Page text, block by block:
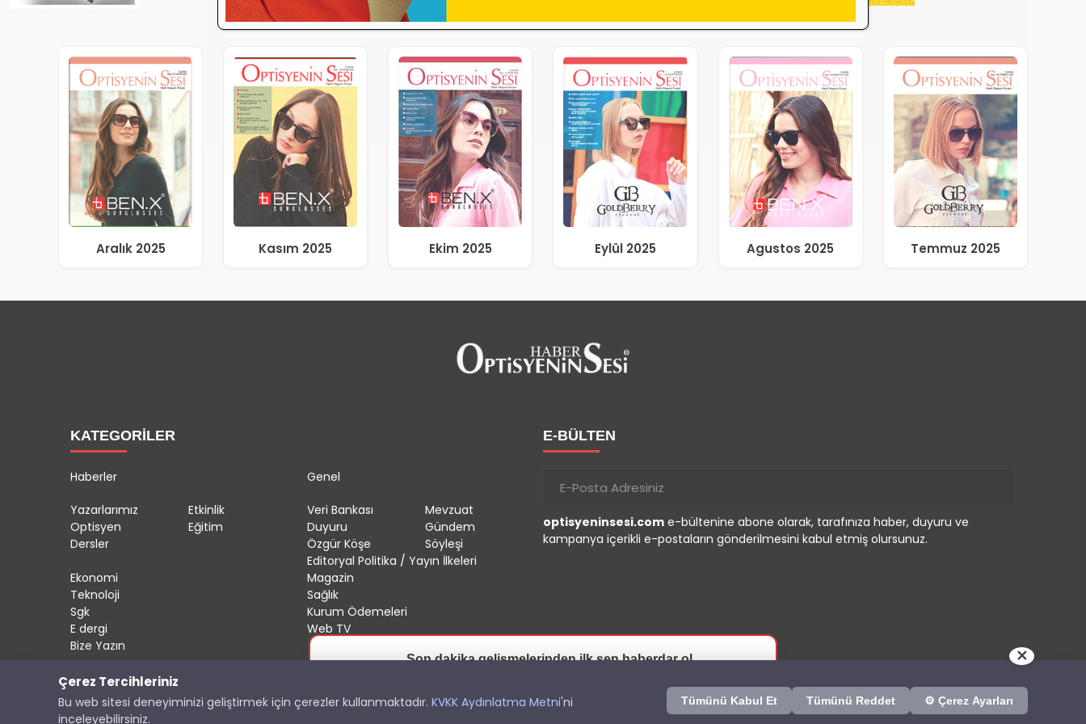
Aralık 2025 Kasım 2025 Ekim 2025 Eylül 2025 Agustos 2025 Temmuz 2025
KATEGORİLER
Haberler
Yazarlarımız
Etkinlik
Optisyen
Eğitim
Dersler
Genel
Veri Bankası
Mevzuat
Duyuru
Gündem
Özgür Köşe
Söyleşi
Editoryal Politika / Yayın İlkeleri
Ekonomi
Magazin
Teknoloji
Sağlık
Sgk
Kurum Ödemeleri
E dergi
Web TV
Bize Yazın
E-BÜLTEN
optisyeninsesi.com e-bültenine abone olarak, tarafınıza haber, duyuru ve
kampanya içerikli e-postaların gönderilmesini kabul etmiş olursunuz.
Copyright © 2025 OptisyeninSesi Tüm Hakları Saklıdır.
Çerez Tercihleriniz
Bu web sitesi deneyiminizi geliştirmek için çerezler kullanmaktadır. KVKK Aydınlatma Metni'ni
inceleyebilirsiniz.
Tümünü Kabul Et Tümünü Reddet ⚙ Çerez Ayarları
✕
Son dakika gelişmelerinden ilk sen haberdar ol.